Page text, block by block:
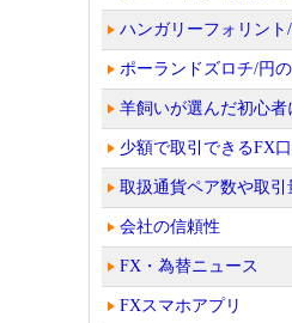
ハンガリーフォリン
ポーランドズロチ/円
羊飼いが選んだ初心
少額で取引できるFX
取扱通貨ペア数や取
会社の信頼性
FX・為替ニュース
FXスマホアプリ